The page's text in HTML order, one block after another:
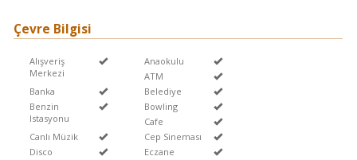
Çevre Bilgisi
Alışveriş
Merkezi
Anaokulu
ATM
Banka
Belediye
Benzin
Istasyonu
Bowling
Cafe
Canlı Müzik
Cep Sineması
Disco
Eczane